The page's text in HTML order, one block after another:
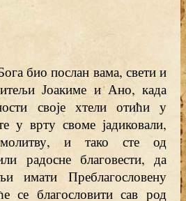
био послан вама, свети и
Јоакиме и Ано, када
своје хтели отићи у
у врту своме јадиковали,
и тако сте од
радосне благовести, да
имати Преблагословену
се благословити сав род